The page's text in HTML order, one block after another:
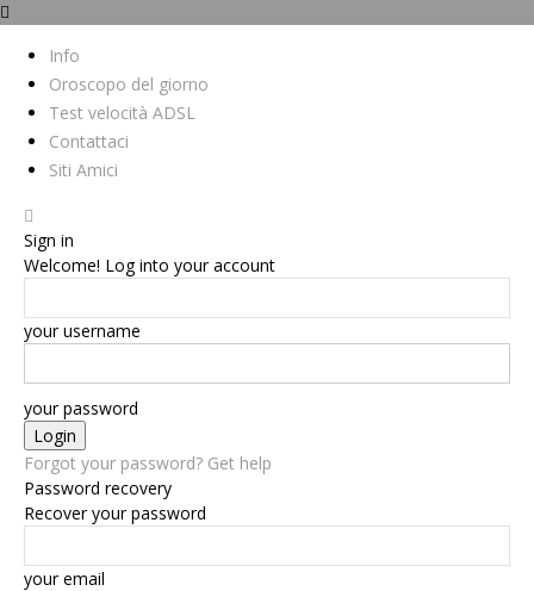
Info
Oroscopo del giorno
Test velocità ADSL
Contattaci
Siti Amici
Sign in
Welcome! Log into your account
your username
your password
Forgot your password? Get help
Password recovery
Recover your password
your email